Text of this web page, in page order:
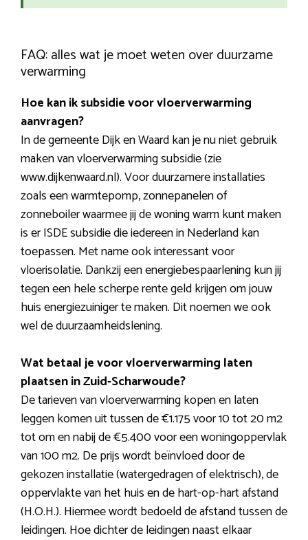
FAQ: alles wat je moet weten over duurzame
verwarming
Hoe kan ik subsidie voor vloerverwarming
aanvragen?
In de gemeente Dijk en Waard kan je nu niet gebruik
maken van vloerverwarming subsidie (zie
www.dijkenwaard.nl). Voor duurzamere installaties
zoals een warmtepomp, zonnepanelen of
zonneboiler waarmee jij de woning warm kunt maken
is er ISDE subsidie die iedereen in Nederland kan
toepassen. Met name ook interessant voor
vloerisolatie. Dankzij een energiebespaarlening kun jij
tegen een hele scherpe rente geld krijgen om jouw
huis energiezuiniger te maken. Dit noemen we ook
wel de duurzaamheidslening.
Wat betaal je voor vloerverwarming laten
plaatsen in Zuid-Scharwoude?
De tarieven van vloerverwarming kopen en laten
leggen komen uit tussen de €1.175 voor 10 tot 20 m2
tot om en nabij de €5.400 voor een woningoppervlak
van 100 m2. De prijs wordt beïnvloed door de
gekozen installatie (watergedragen of elektrisch), de
oppervlakte van het huis en de hart-op-hart afstand
(H.O.H.). Hiermee wordt bedoeld de afstand tussen de
leidingen. Hoe dichter de leidingen naast elkaar